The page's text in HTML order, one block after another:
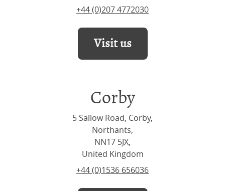
+44 (0)207 4772030
Visit us
Corby
5 Sallow Road, Corby,
Northants,
NN17 5JX,
United Kingdom
+44 (0)1536 656036